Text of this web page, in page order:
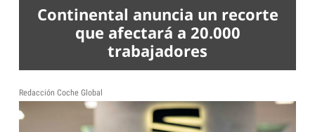
Continental anuncia un recorte
que afectará a 20.000
trabajadores
Redacción Coche Global